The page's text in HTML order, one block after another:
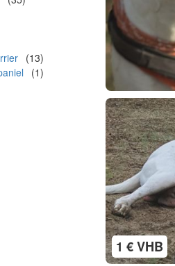
(13)
(1)
1 € VHB